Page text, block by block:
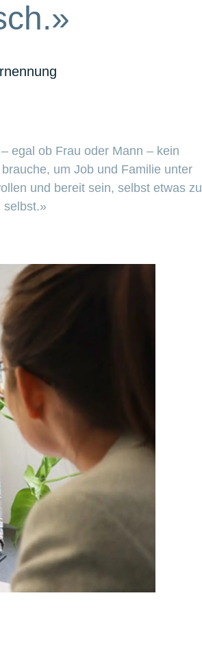
egal ob Frau oder Mann – kein
um Job und Familie unter
und bereit sein, selbst etwas zu
selbst.»